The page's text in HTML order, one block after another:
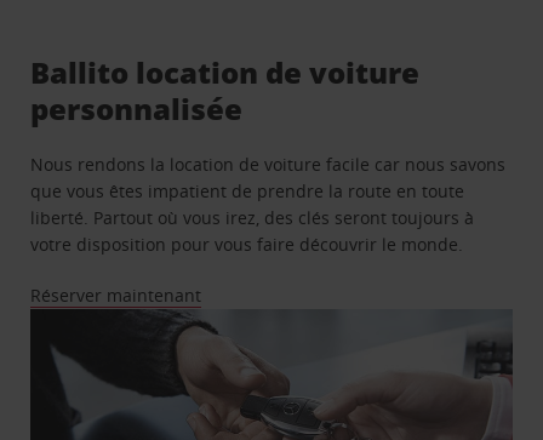
Ballito location de voiture
personnalisée
Nous rendons la location de voiture facile car nous savons
que vous êtes impatient de prendre la route en toute
liberté. Partout où vous irez, des clés seront toujours à
votre disposition pour vous faire découvrir le monde.
Réserver maintenant